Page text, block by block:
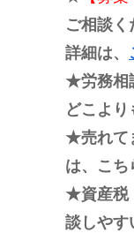
ご相談く
詳細は、
★労務相
どこよ
★売れて
は、こち
★資産税
談しやす